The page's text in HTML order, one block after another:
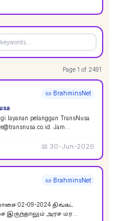
Page 1 of 2491
📜 BrahminsNet
layanan pelanggan TransNusa
Jam
📅 30-Jun-2026
📜 BrahminsNet
இருந்தாலும் அரச மர